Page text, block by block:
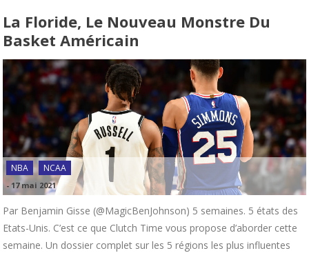
La Floride, Le Nouveau Monstre Du
Basket Américain
NBA NCAA
- 17 mai 2021
Par Benjamin Gisse (@MagicBenJohnson) 5 semaines. 5 états des
Etats-Unis. C’est ce que Clutch Time vous propose d’aborder cette
semaine. Un dossier complet sur les 5 régions les plus influentes